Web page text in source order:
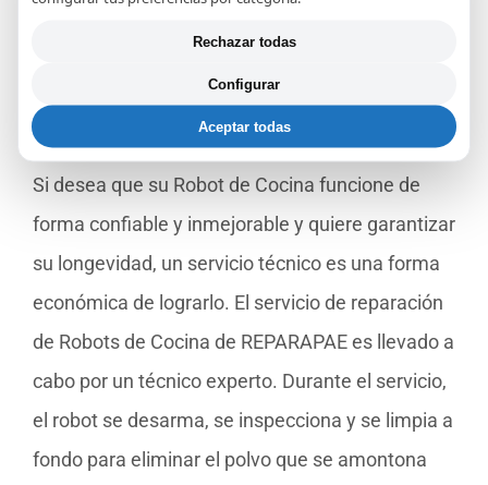
¿Porqué reparar su Robot de
Cocina en REPARAPAE?
Si desea que su Robot de Cocina funcione de
forma confiable y inmejorable y quiere garantizar
su longevidad, un servicio técnico es una forma
económica de lograrlo. El servicio de reparación
de Robots de Cocina de REPARAPAE es llevado a
cabo por un técnico experto. Durante el servicio,
el robot se desarma, se inspecciona y se limpia a
fondo para eliminar el polvo que se amontona
Rechazar todas
Configurar
Aceptar todas